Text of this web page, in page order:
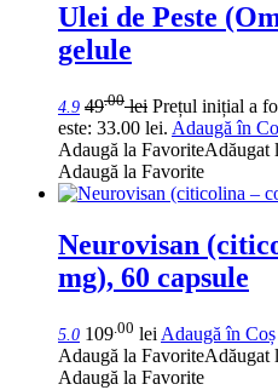
Ulei de Peste
gelule
4.9 49.00 lei Prețul inițial a
este: 33.00 lei. Adaugă în
Adaugă la FavoriteAdăugat
Adaugă la Favorite
Neurovisan
mg), 60 capsule
5.0 109.00 leiAdaugă în Coș
Adaugă la FavoriteAdăugat
Adaugă la Favorite